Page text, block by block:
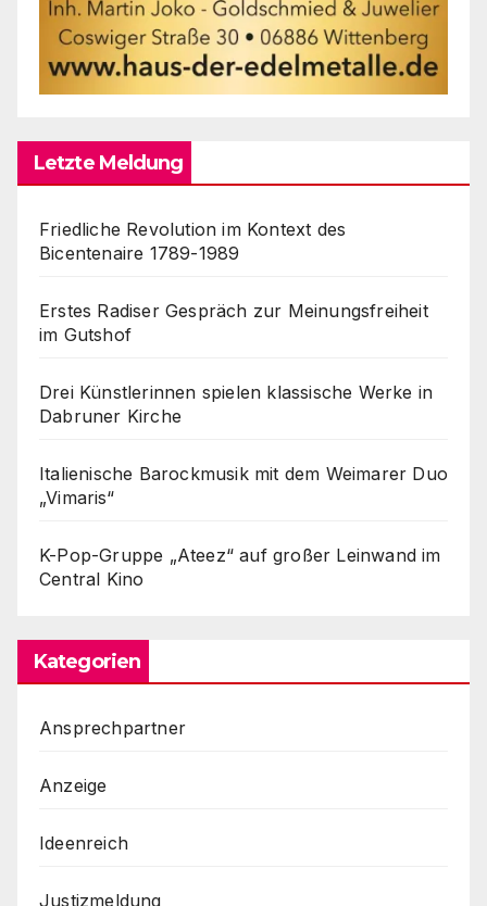
Letzte Meldung
Friedliche Revolution im Kontext des
Bicentenaire 1789-1989
Erstes Radiser Gespräch zur Meinungsfreiheit
im Gutshof
Drei Künstlerinnen spielen klassische Werke in
Dabruner Kirche
Italienische Barockmusik mit dem Weimarer Duo
„Vimaris“
K-Pop-Gruppe „Ateez“ auf großer Leinwand im
Central Kino
Kategorien
Ansprechpartner
Anzeige
Ideenreich
Justizmeldung